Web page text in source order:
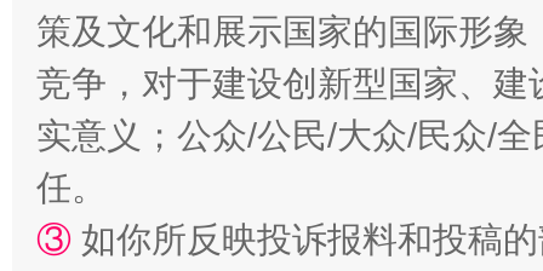
策及文化和展示国家的国际形
竞争，对于建设创新型国家、
实意义；公众/公民/大众/民众/
任。
③ 如你所反映投诉报料和投稿